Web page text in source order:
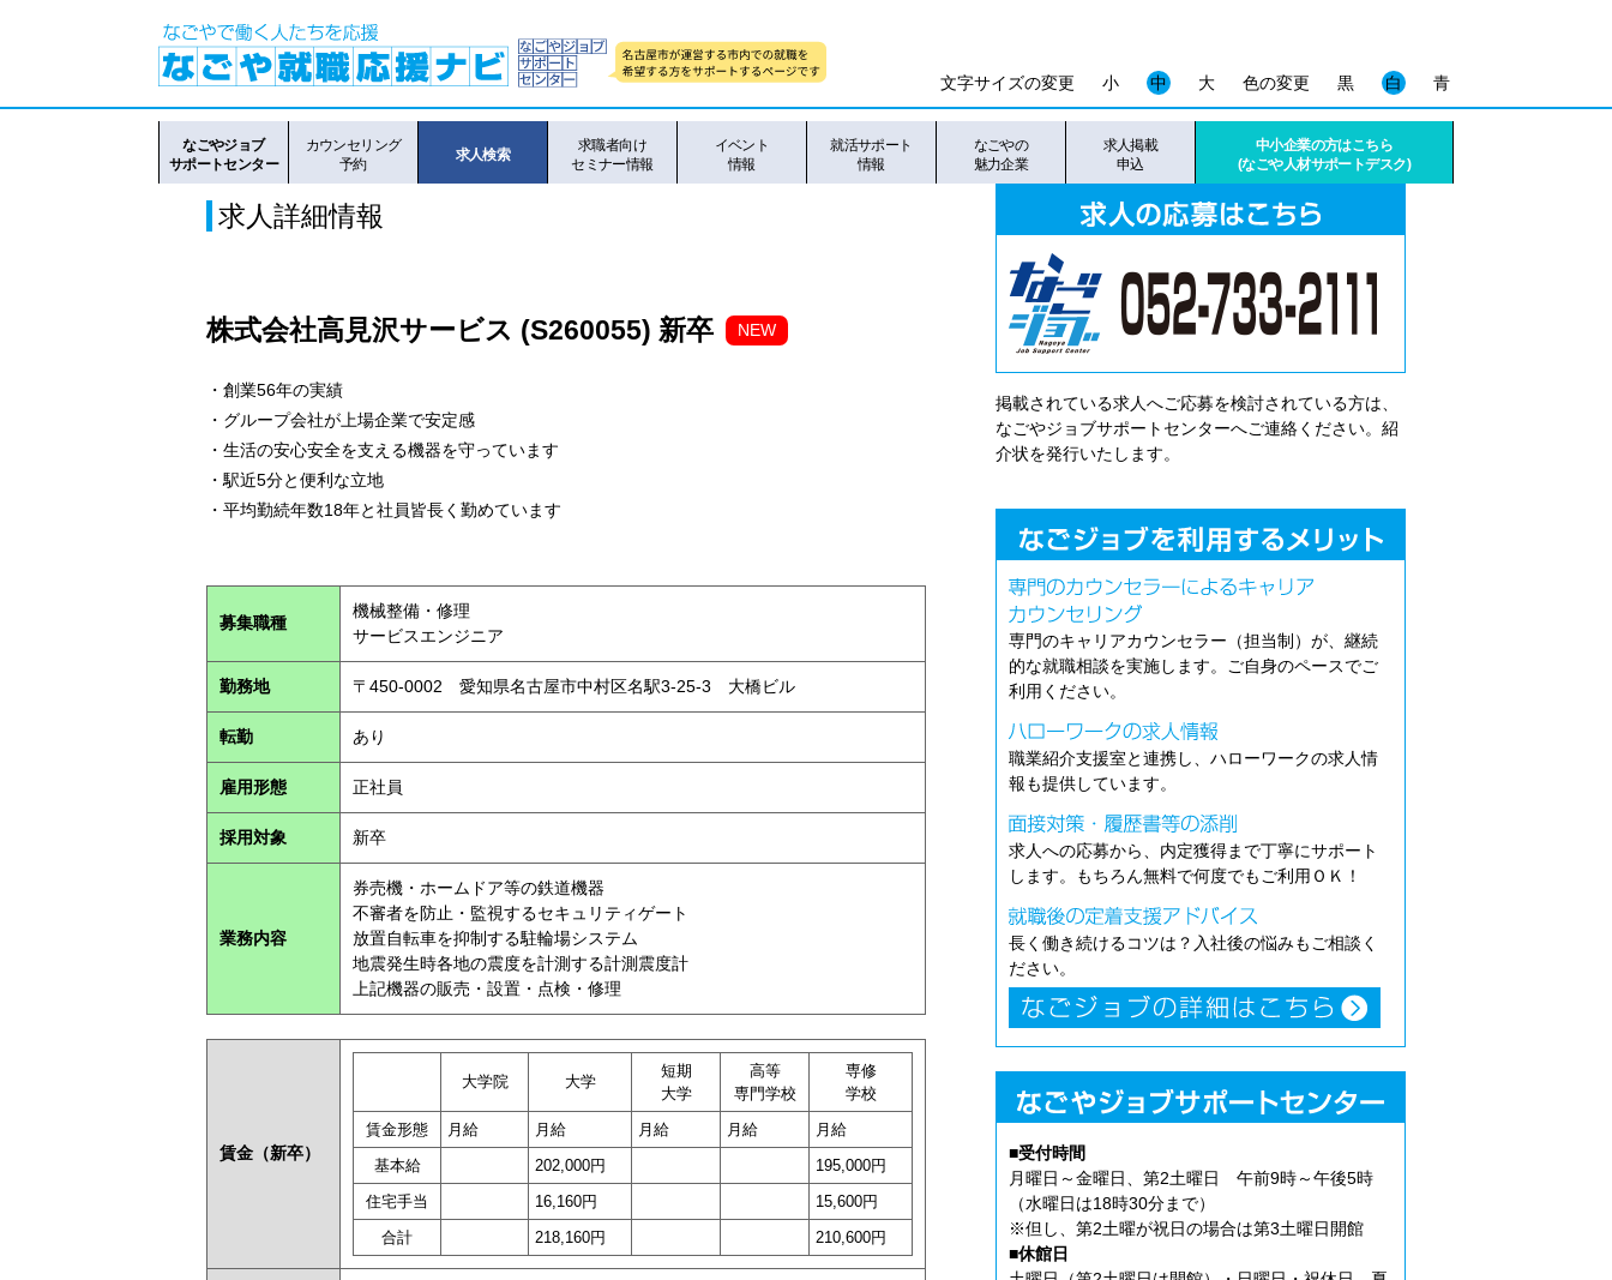
色の変更 黒 白 青
文字サイズの変更 小 中 大
なごやジョブ
サポートセンター
カウンセリング
予約
求人検索
求職者向け
セミナー情報
イベント
情報
就活サポート
情報
なごやの
魅力企業
求人掲載
申込
中小企業の方はこちら
(なごや人材サポートデスク)
求人詳細情報
株式会社高見沢サービス (S260055) 新卒 NEW
・創業56年の実績
・グループ会社が上場企業で安定感
・生活の安心安全を支える機器を守っています
・駅近5分と便利な立地
・平均勤続年数18年と社員皆長く勤めています
募集職種
機械整備・修理
サービスエンジニア
勤務地 〒450-0002 愛知県名古屋市中村区名駅3-25-3 大橋ビル
転勤 あり
雇用形態 正社員
採用対象 新卒
業務内容
券売機・ホームドア等の鉄道機器
不審者を防止・監視するセキュリティゲート
放置自転車を抑制する駐輪場システム
地震発生時各地の震度を計測する計測震度計
上記機器の販売・設置・点検・修理
賃金 （新卒）
大学院 大学
短期
大学
高等
専門学校
専修
学校
賃金形態
月給 月給 月給 月給
月給
基本給
202,000円
195,000円
住宅手当
16,160円
15,600円
合計
218,160円 210,600円
掲載されている求人へご応募を検討されている方は、
なごやジョブサポートセンターへご連絡ください。紹
介状を発行いたします。
専門のキャリアカウンセラー（担当制）が、継続
的な就職相談を実施します。ご自身のペースでご
利用ください。
職業紹介支援室と連携し、ハローワークの求人情
報も提供しています。
求人への応募から、内定獲得まで丁寧にサポート
します。もちろん無料で何度でもご利用ＯＫ！
長く働き続けるコツは？入社後の悩みもご相談く
ださい。
■受付時間
月曜日～金曜日、第2土曜日 午前9時～午後5時
（水曜日は18時30分まで）
※但し、第2土曜が祝日の場合は第3土曜日開館
■休館日